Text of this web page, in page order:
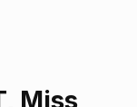
Miss